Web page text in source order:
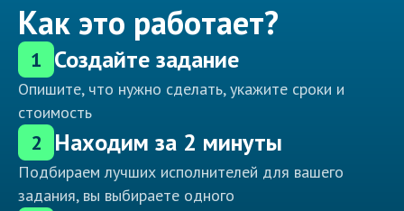
Как это работает?
1 Создайте задание
Опишите, что нужно сделать, укажите сроки и
стоимость
2 Находим за 2 минуты
Подбираем лучших исполнителей для вашего
задания, вы выбираете одного